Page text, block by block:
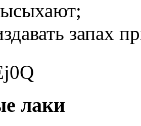
запах
лаки